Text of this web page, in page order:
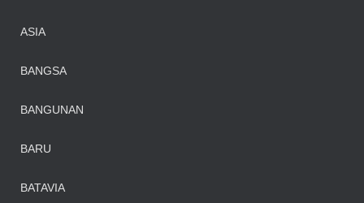
ASIA
BANGSA
BANGUNAN
BARU
BATAVIA